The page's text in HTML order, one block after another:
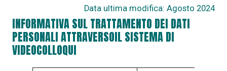
Data ultima modifica: Agosto 2024
INFORMATIVA SUL TRATTAMENTO DEI DATI
PERSONALI ATTRAVERSOIL SISTEMA DI
VIDEOCOLLOQUI